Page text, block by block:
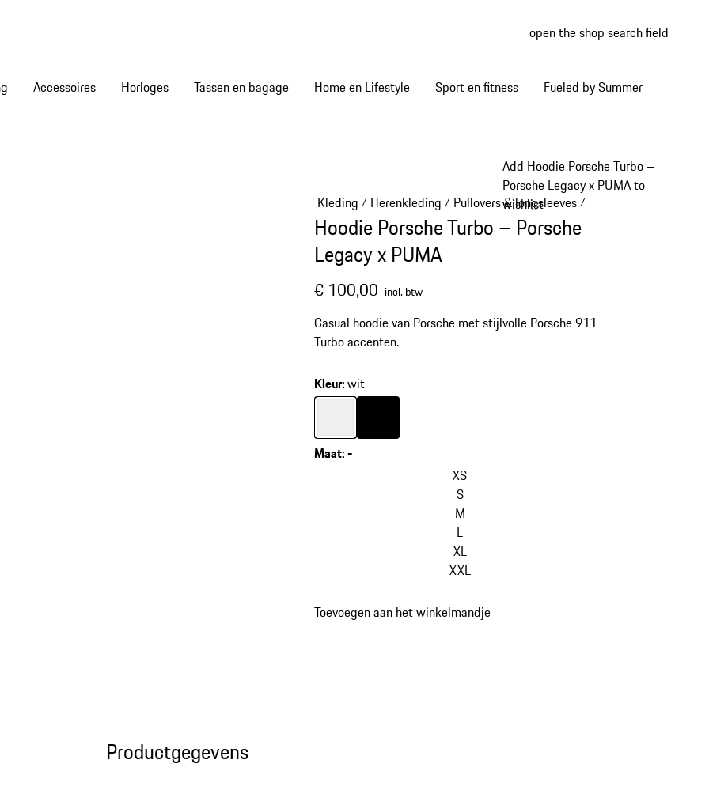
open the shop search field
Accessoires Horloges Tassen en bagage Home en Lifestyle Sport en fitness Fueled by Summer
Add Hoodie Porsche Turbo –
Porsche Legacy x PUMA to
wishlist
Kleding / Herenkleding / Pullovers & longsleeves/
Hoodie Porsche Turbo – Porsche
Legacy x PUMA
€ 100,00 incl. btw
Casual hoodie van Porsche met stijlvolle Porsche 911
Turbo accenten.
Kleur:wit
Kleur
witKleur zwart
Maat:-
XS
S
M
L
XL
XXL
Toevoegen aan het winkelmandje
Productgegevens